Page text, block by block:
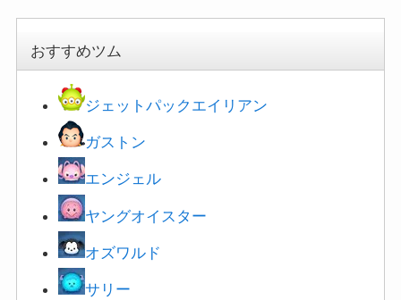
おすすめツム
ジェットパックエイリアン
ガストン
エンジェル
ヤングオイスター
オズワルド
サリー